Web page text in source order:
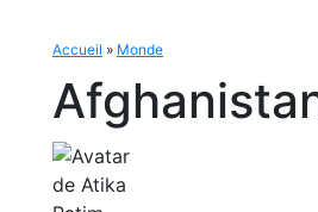
Accueil » Monde